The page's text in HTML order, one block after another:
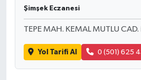
Şimşek Eczanesi
TEPE MAH. KEMAL MUTLU
Yol Tarifi Al 0 (501) 625
Yaşam
Yerel Yönetimler
Yurttan